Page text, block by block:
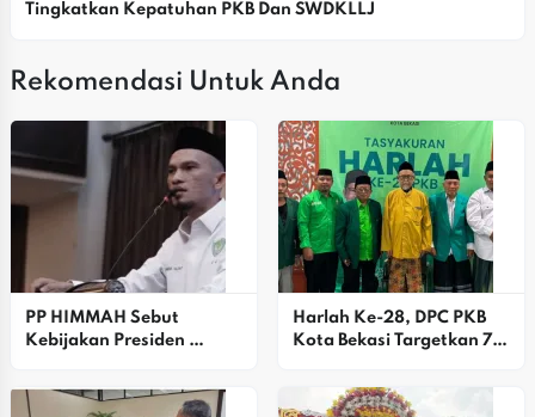
Tingkatkan Kepatuhan PKB Dan SWDKLLJ
Rekomendasi Untuk Anda
PP HIMMAH Sebut
Kebijakan Presiden
Kelompok Oligarki
Harlah Ke-28, DPC PKB
Kota Bekasi Targetkan 7